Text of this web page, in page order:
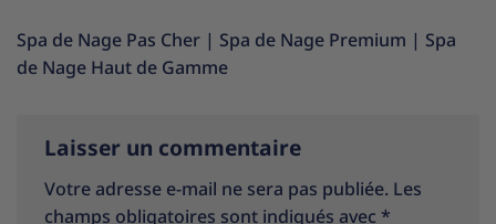
Spa de Nage Pas Cher | Spa de Nage Premium | Spa
de Nage Haut de Gamme
Laisser un commentaire
Votre adresse e-mail ne sera pas publiée. Les
champs obligatoires sont indiqués avec *